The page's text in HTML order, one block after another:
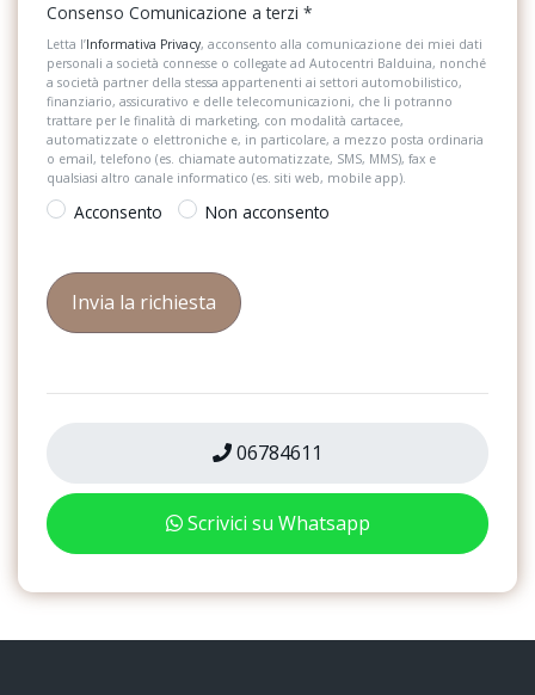
Sospensioni sportive
Specchietti retrovisori elettrici e riscaldabili
Spoiler
Spoiler posteriore
Start & Stop
Tappetini
Consenso Comunicazione a terzi *
Letta l’Informativa Privacy, acconsento alla comunicazione dei miei dati
personali a società connesse o collegate ad Autocentri Balduina, nonché
a società partner della stessa appartenenti ai settori automobilistico,
finanziario, assicurativo e delle telecomunicazioni, che li potranno
trattare per le finalità di marketing, con modalità cartacee,
automatizzate o elettroniche e, in particolare, a mezzo posta ordinaria
o email, telefono (es. chiamate automatizzate, SMS, MMS), fax e
qualsiasi altro canale informatico (es. siti web, mobile app).
Acconsento Non acconsento
06784611
Scrivici su Whatsapp